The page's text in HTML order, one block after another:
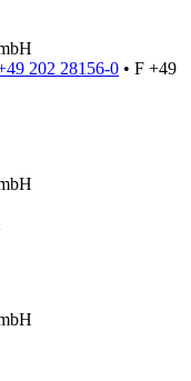
202 28156-0 • F +49